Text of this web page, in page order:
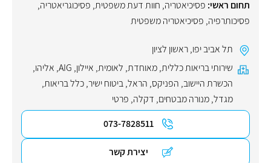
תחום ראשי: פסיכיאטריה, חוות דעת משפטית, פסיכוגריאטריה,
פסיכותרפיה, פסיכיאטריה משפטית
תל אביב יפו,ראשון לציון
שירותי בריאות כללית,מאוחדת, לאומית, איילון,
AIG
, אליהו,
הכשרת היישוב, הפניקס, הראל,ביטוח ישיר,כלל בריאות,
מגדל,מנורה מבטחים, דקלה, פרטי
073-7828511
יצירת קשר